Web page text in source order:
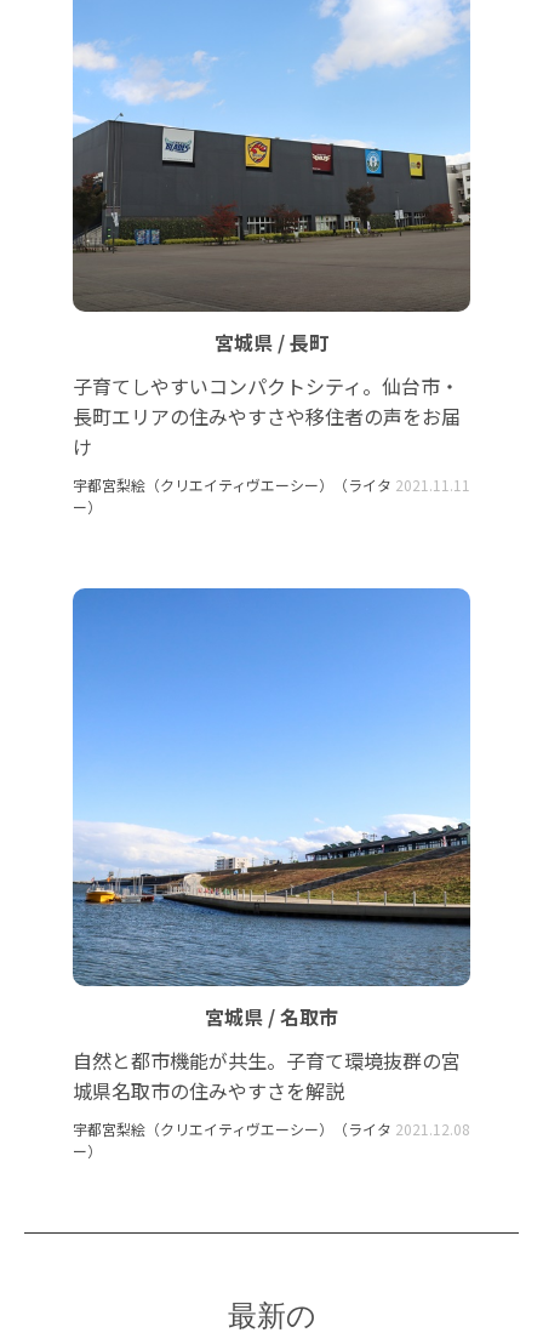
宮城県 / 長町
子育てしやすいコンパクトシティ。仙台市・
長町エリアの住みやすさや移住者の声をお届
け
宇都宮梨絵（クリエイティヴエーシー）（ライタ
ー）
2021.11.11
宮城県 / 名取市
自然と都市機能が共生。子育て環境抜群の宮
城県名取市の住みやすさを解説
宇都宮梨絵（クリエイティヴエーシー）（ライタ
ー）
2021.12.08
最新の